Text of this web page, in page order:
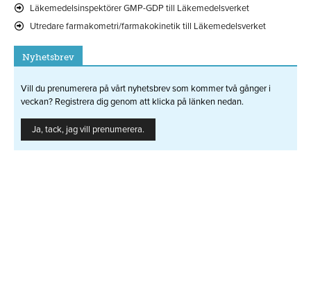
Läkemedelsinspektörer GMP-GDP till Läkemedelsverket
Utredare farmakometri/farmakokinetik till Läkemedelsverket
Nyhetsbrev
Vill du prenumerera på vårt nyhetsbrev som kommer två gånger i
veckan? Registrera dig genom att klicka på länken nedan.
Ja, tack, jag vill prenumerera.